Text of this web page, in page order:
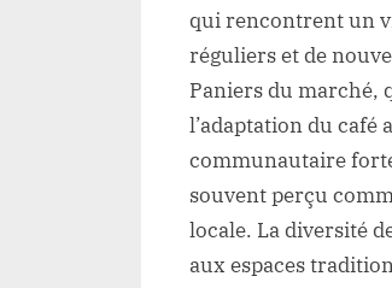
qui rencontrent un
réguliers et de
Paniers du marché,
l’adaptation du
communautaire
souvent perçu
locale. La diversité
aux espaces